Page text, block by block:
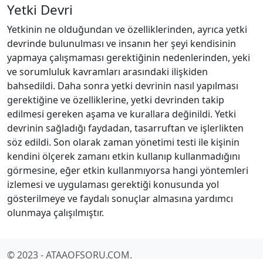
Yetki Devri
Yetkinin ne olduğundan ve özelliklerinden, ayrıca yetki
devrinde bulunulması ve insanın her şeyi kendisinin
yapmaya çalışmaması gerektiğinin nedenlerinden, yeki
ve sorumluluk kavramları arasındaki ilişkiden
bahsedildi. Daha sonra yetki devrinin nasıl yapılması
gerektiğine ve özelliklerine, yetki devrinden takip
edilmesi gereken aşama ve kurallara değinildi. Yetki
devrinin sağladığı faydadan, tasarruftan ve işlerlikten
söz edildi. Son olarak zaman yönetimi testi ile kişinin
kendini ölçerek zamanı etkin kullanıp kullanmadığını
görmesine, eğer etkin kullanmıyorsa hangi yöntemleri
izlemesi ve uygulaması gerektiği konusunda yol
gösterilmeye ve faydalı sonuçlar almasına yardımcı
olunmaya çalışılmıştır.
© 2023 - ATAAOFSORU.COM.